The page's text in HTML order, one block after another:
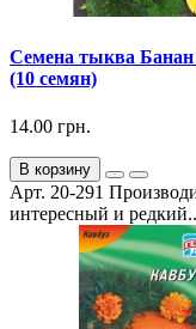
Семена тыква
(10 семян)
14.00 грн.
В корзину
Арт. 20-291
интересный и